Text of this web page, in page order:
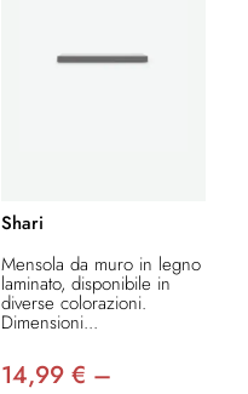
Shari
Mensola da muro in legno
laminato, disponibile in
diverse colorazioni.
Dimensioni...
14,99 € –